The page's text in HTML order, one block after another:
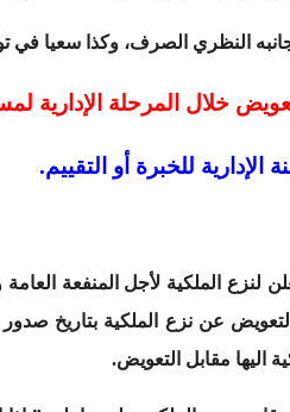
النظري الصرف، وكذا سعيا في
خلال المرحلة الإدارية
للخبرة أو التقييم.
الملكية لأجل المنفعة العامة
عن نزع الملكية بتاريخ صدور
اليها مقابل التعويض.